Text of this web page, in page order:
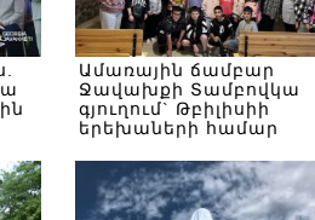
Ամառային ճամբար
Ջավախքի Տամբովկա
գյուղում` Թբիլիսիի
երեխաների համար